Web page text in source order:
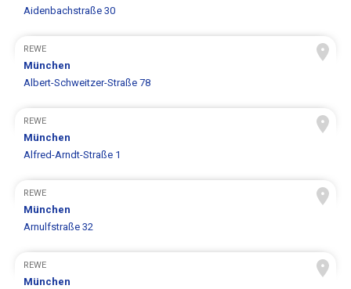
Aidenbachstraße 30
REWE
München
Albert-Schweitzer-Straße 78
REWE
München
Alfred-Arndt-Straße 1
REWE
München
Arnulfstraße 32
REWE
München